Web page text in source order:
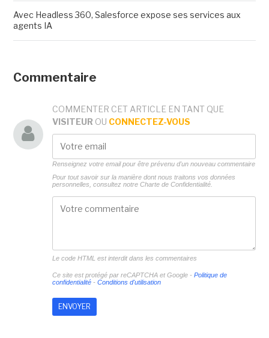
Avec Headless 360, Salesforce expose ses services aux
agents IA
Commentaire
COMMENTER CET ARTICLE EN TANT QUE
VISITEUR OU CONNECTEZ-VOUS
Renseignez votre email pour être prévenu d'un nouveau commentaire
Pour tout savoir sur la manière dont nous traitons vos données
personnelles, consultez notre Charte de Confidentialité.
Le code HTML est interdit dans les commentaires
Ce site est protégé par reCAPTCHA et Google - Politique de
confidentialité- Conditions d'utilisation